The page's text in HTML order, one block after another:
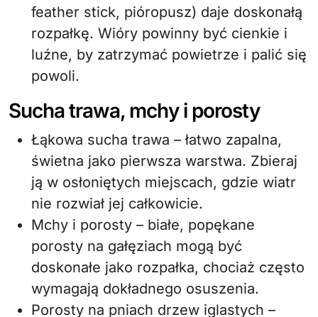
feather stick, pióropusz) daje doskonałą
rozpałkę. Wióry powinny być cienkie i
luźne, by zatrzymać powietrze i palić się
powoli.
Sucha trawa, mchy i porosty
Łąkowa sucha trawa – łatwo zapalna,
świetna jako pierwsza warstwa. Zbieraj
ją w osłoniętych miejscach, gdzie wiatr
nie rozwiał jej całkowicie.
Mchy i porosty – białe, popękane
porosty na gałęziach mogą być
doskonałe jako rozpałka, chociaż często
wymagają dokładnego osuszenia.
Porosty na pniach drzew iglastych –